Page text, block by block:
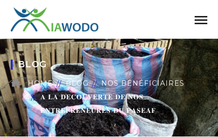
BLOG
HOME BLOG
NOS BÉNÉFICIAIRES
𝐀 𝐋𝐀 𝐃𝐄𝐂𝐎𝐔𝐕𝐄𝐑𝐓𝐄 𝐃𝐄 𝐍𝐎𝐒
𝐄𝐍𝐓𝐑𝐄𝐏𝐑𝐄𝐍𝐄𝐔𝐑𝐄𝐒 𝐃𝐔 𝐏𝐀𝐒𝐄𝐀𝐅